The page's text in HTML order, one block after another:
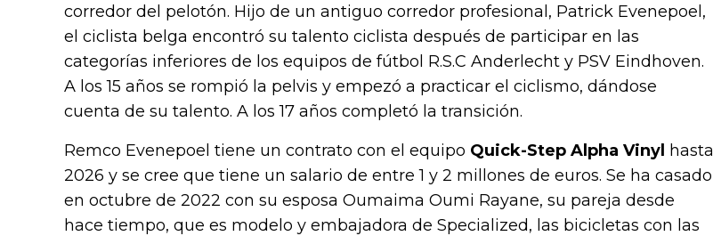
corredor del pelotón. Hijo de un antiguo corredor profesional, Patrick Evenepoel,
el ciclista belga encontró su talento ciclista después de participar en las
categorías inferiores de los equipos de fútbol R.S.C Anderlecht y PSV Eindhoven.
A los 15 años se rompió la pelvis y empezó a practicar el ciclismo, dándose
cuenta de su talento. A los 17 años completó la transición.
Remco Evenepoel tiene un contrato con el equipo Quick-Step Alpha Vinyl hasta
2026 y se cree que tiene un salario de entre 1 y 2 millones de euros. Se ha casado
en octubre de 2022 con su esposa Oumaima Oumi Rayane, su pareja desde
hace tiempo, que es modelo y embajadora de Specialized, las bicicletas con las